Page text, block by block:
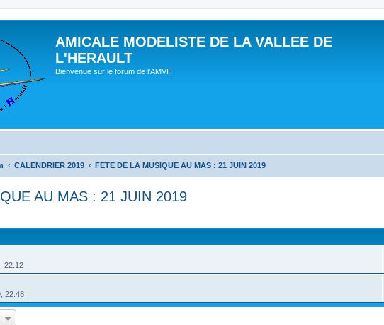
AMICALE MODELISTE DE LA VALLEE DE
L'HERAULT
Bienvenue sur le forum de l'AMVH
CALENDRIER 2019 FETE DE LA MUSIQUE AU MAS : 21 JUIN 2019
AU MAS : 21 JUIN 2019
22:12
22:48